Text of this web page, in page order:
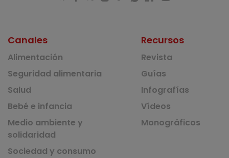
Canales
Alimentación
Seguridad alimentaria
Salud
Bebé e infancia
Medio ambiente y
solidaridad
Sociedad y consumo
Recursos
Revista
Guías
Infografías
Vídeos
Monográficos